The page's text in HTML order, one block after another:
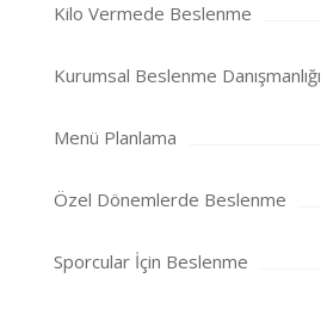
Kilo Vermede Beslenme
Kurumsal Beslenme Danışmanlığı
Menü Planlama
Özel Dönemlerde Beslenme
Sporcular İçin Beslenme